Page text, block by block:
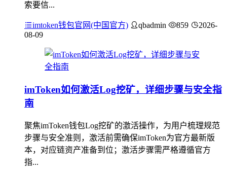
索要信...
imtoken钱包官网(中国官方) qbadmin 859
2026-
08-09
imToken如何激活Log挖矿，详细步骤与安全指
南
聚焦imToken钱包Log挖矿的激活操作，为用户梳理规范
步骤与安全准则，激活前需确保imToken为官方最新版
本，对应链资产准备到位；激活步骤需严格遵循官方
指...